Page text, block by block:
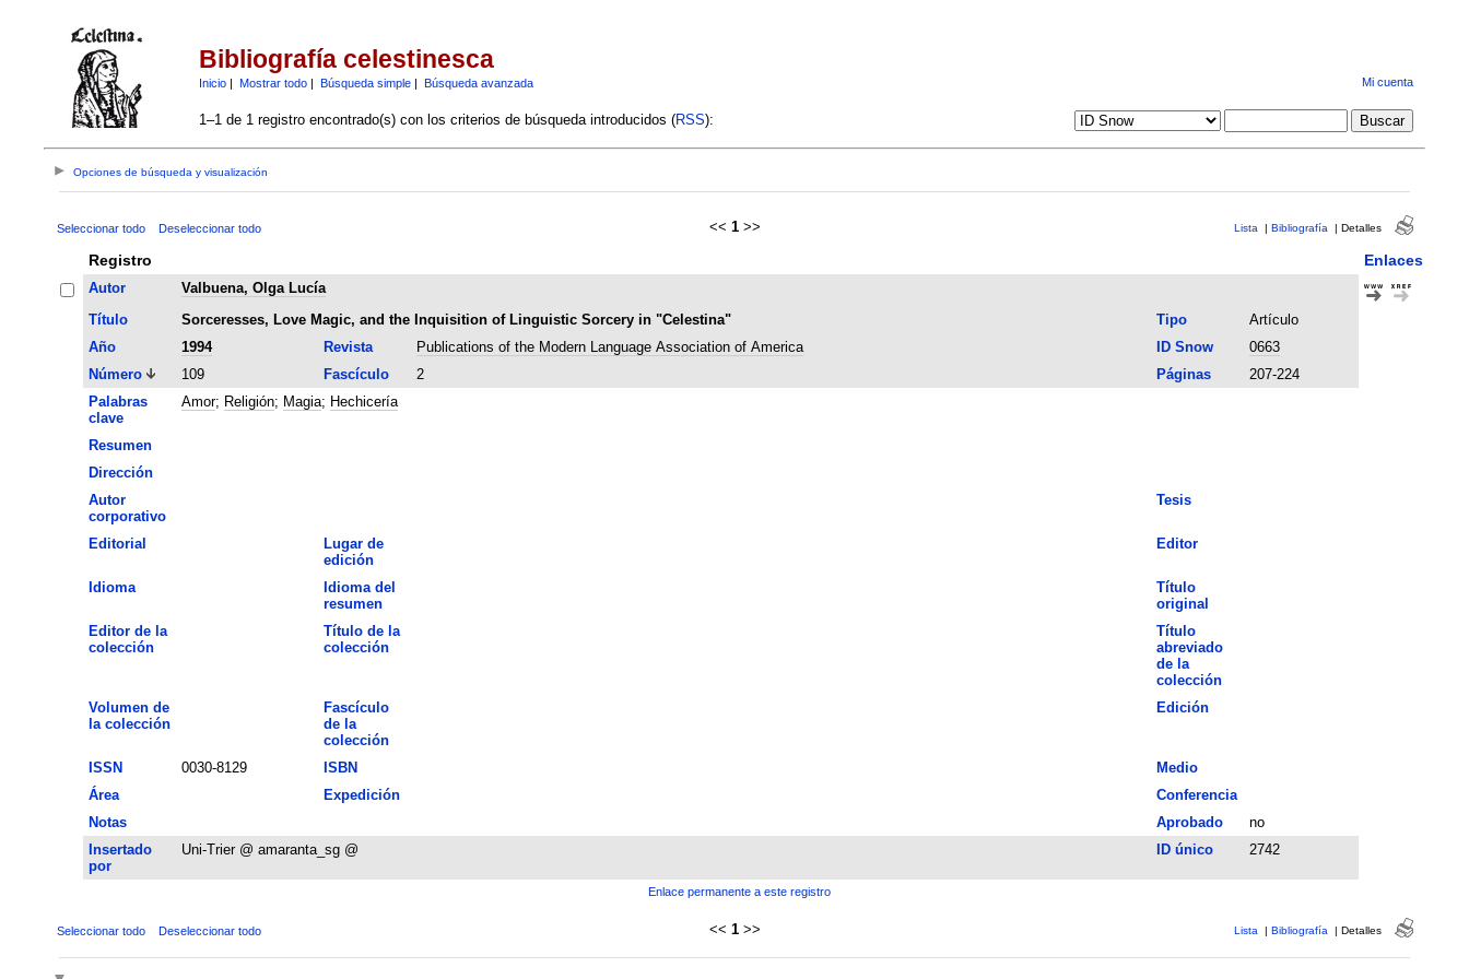
Bibliografía celestinesca
Inicio| Mostrar todo| Búsqueda simple| Búsqueda avanzada Mi cuenta
1–1 de 1 registro encontrado(s) con los criterios de búsqueda introducidos (RSS):
Opciones de búsqueda y visualización
Seleccionar todo Deseleccionar todo << 1 >> Lista | Bibliografía | Detalles
Registro Enlaces
Autor
Valbuena, Olga Lucía
Título
Sorceresses, Love Magic, and the Inquisition of Linguistic Sorcery in "Celestina" Tipo
Artículo
Año
1994 Revista Publications of the Modern Language Association of America ID Snow
0663
Número
109 Fascículo 2 Páginas
207-224
Palabras
clave
Amor; Religión; Magia; Hechicería
Resumen
Dirección
Autor
corporativo
Tesis
Editorial
Lugar de
edición
Editor
Idioma
Idioma del
resumen
Título
original
Editor de la
colección
Título de la
colección
Título
abreviado
de la
colección
Volumen de
la colección
Fascículo
de la
colección
Edición
ISSN 0030-8129 ISBN
Medio
Área
Expedición
Conferencia
Notas
Aprobado
no
Insertado
por
Uni-Trier @ amaranta_sg @ ID único 2742
Enlace permanente a este registro
Seleccionar todo Deseleccionar todo << 1 >> Lista | Bibliografía | Detalles